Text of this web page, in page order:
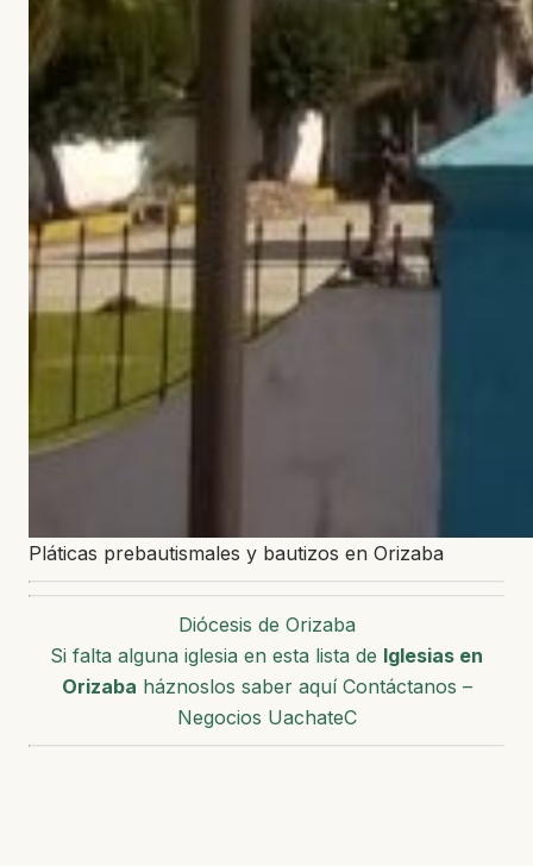
Pláticas prebautismales y bautizos en Orizaba
Diócesis de Orizaba
Si falta alguna iglesia en esta lista de Iglesias en
Orizaba háznoslos saber aquí Contáctanos –
Negocios UachateC